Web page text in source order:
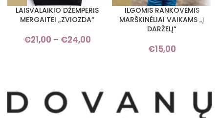
LAISVALAIKIO DŽEMPERIS
MERGAITEI „ZVIOZDA“
€21,00 – €24,00
€24,00
ILGOMIS RANKOVĖMIS
MARŠKINĖLIAI VAIKAMS „Į
DARŽELĮ“
€15,00